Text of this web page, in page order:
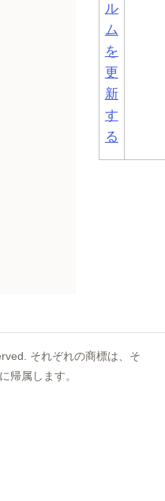
ル
ム
を
更
新
す
る
それぞれの商標は、そ
帰属します。